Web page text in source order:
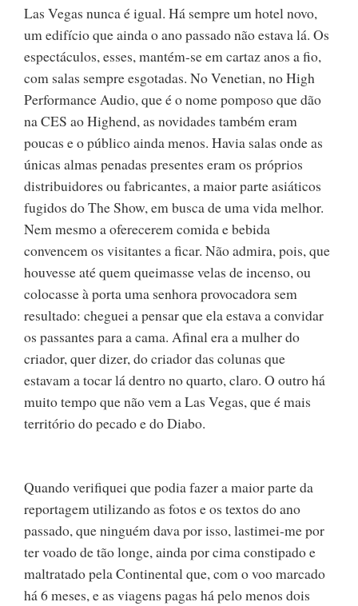
Las Vegas nunca é igual. Há sempre um hotel novo,
um edifício que ainda o ano passado não estava lá. Os
espectáculos, esses, mantém-se em cartaz anos a fio,
com salas sempre esgotadas. No Venetian, no High
Performance Audio, que é o nome pomposo que dão
na CES ao Highend, as novidades também eram
poucas e o público ainda menos. Havia salas onde as
únicas almas penadas presentes eram os próprios
distribuidores ou fabricantes, a maior parte asiáticos
fugidos do The Show, em busca de uma vida melhor.
Nem mesmo a oferecerem comida e bebida
convencem os visitantes a ficar. Não admira, pois, que
houvesse até quem queimasse velas de incenso, ou
colocasse à porta uma senhora provocadora sem
resultado: cheguei a pensar que ela estava a convidar
os passantes para a cama. Afinal era a mulher do
criador, quer dizer, do criador das colunas que
estavam a tocar lá dentro no quarto, claro. O outro há
muito tempo que não vem a Las Vegas, que é mais
território do pecado e do Diabo.
Quando verifiquei que podia fazer a maior parte da
reportagem utilizando as fotos e os textos do ano
passado, que ninguém dava por isso, lastimei-me por
ter voado de tão longe, ainda por cima constipado e
maltratado pela Continental que, com o voo marcado
há 6 meses, e as viagens pagas há pelo menos dois